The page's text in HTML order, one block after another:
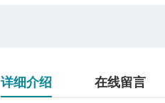
详细介绍 在线留言